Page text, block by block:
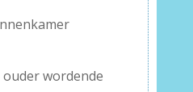
wordende